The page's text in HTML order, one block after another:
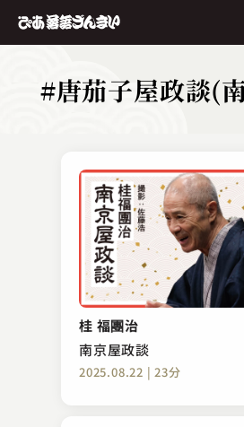
#唐茄子屋政談(
桂 福團治
南京屋政談
2025.08.22 | 23分